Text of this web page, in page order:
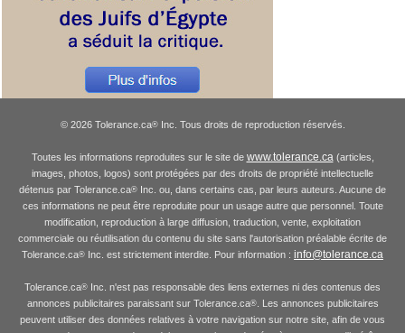
© 2026 Tolerance.ca®Inc. Tous droits de reproduction réservés.
Toutes les informations reproduites sur le site de www.tolerance.ca (articles,
images, photos, logos) sont protégées par des droits de propriété intellectuelle
détenus par Tolerance.ca® Inc. ou, dans certains cas, par leurs auteurs. Aucune de
ces informations ne peut être reproduite pour un usage autre que personnel. Toute
modification, reproduction à large diffusion, traduction, vente, exploitation
commerciale ou réutilisation du contenu du site sans l'autorisation préalable écrite de
Tolerance.ca® Inc. est strictement interdite. Pour information : info@tolerance.ca
Tolerance.ca® Inc. n'est pas responsable des liens externes ni des contenus des
annonces publicitaires paraissant sur Tolerance.ca®. Les annonces publicitaires
peuvent utiliser des données relatives à votre navigation sur notre site, afin de vous